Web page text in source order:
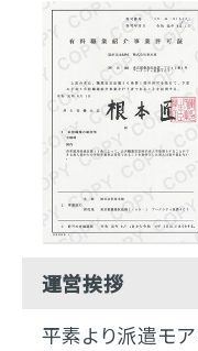
運営挨拶
平素より派遣モ